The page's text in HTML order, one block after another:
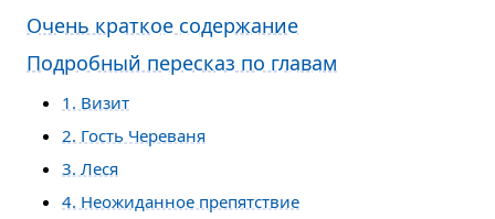
Очень краткое содержание
Подробный пересказ по главам
1. Визит
2. Гость Череваня
3. Леся
4. Неожиданное препятствие